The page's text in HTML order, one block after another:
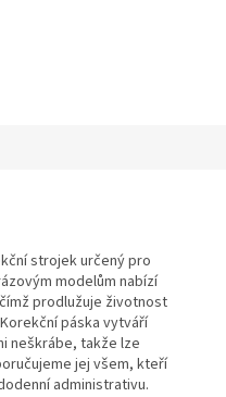
strojek určený pro
modelům nabízí
prodlužuje životnost
páska vytváří
neškrábe, takže lze
jej všem, kteří
administrativu.